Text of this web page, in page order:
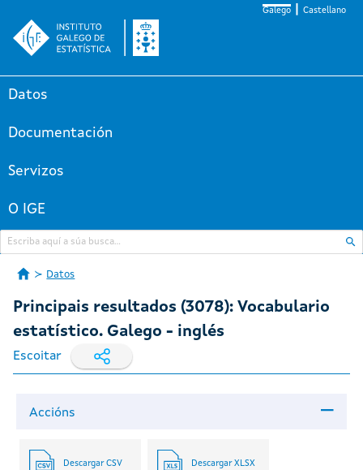
Galego Castellano
Datos
Documentación
Servizos
O IGE
Datos
Principais resultados (3078): Vocabulario
estatístico. Galego - inglés
Escoitar
Accións
Descargar CSV Descargar XLSX